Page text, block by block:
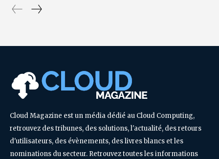
Cloud Magazine est un média dédié au Cloud Computing,
retrouvez des tribunes, des solutions, l'actualité, des retours
d'utilisateurs, des évènements, des livres blancs et les
nominations du secteur. Retrouvez toutes les informations